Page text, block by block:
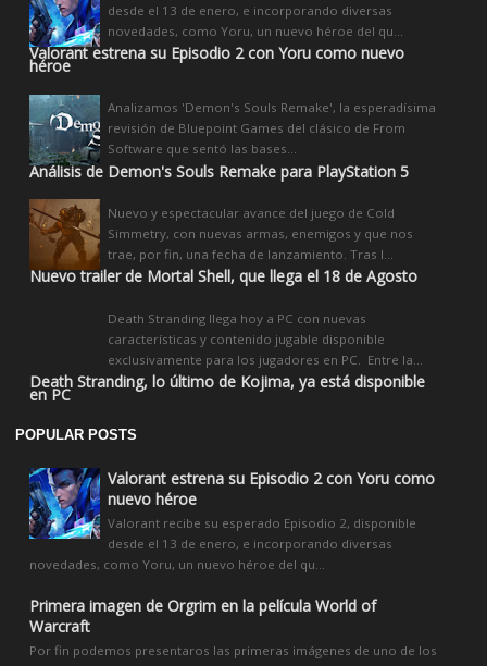
Valorant estrena su Episodio 2 con Yoru como nuevo
héroe
desde el 13 de enero, e incorporando diversas
novedades, como Yoru, un nuevo héroe del qu...
Análisis de Demon's Souls Remake para PlayStation 5
Analizamos 'Demon's Souls Remake', la esperadísima
revisión de Bluepoint Games del clásico de From
Software que sentó las bases...
Nuevo trailer de Mortal Shell, que llega el 18 de Agosto
Nuevo y espectacular avance del juego de Cold
Simmetry, con nuevas armas, enemigos y que nos
trae, por fin, una fecha de lanzamiento. Tras l...
Death Stranding, lo último de Kojima, ya está disponible
en PC
Death Stranding llega hoy a PC con nuevas
características y contenido jugable disponible
exclusivamente para los jugadores en PC. Entre la...
POPULAR POSTS
Valorant estrena su Episodio 2 con Yoru como
nuevo héroe
Valorant recibe su esperado Episodio 2, disponible
desde el 13 de enero, e incorporando diversas
novedades, como Yoru, un nuevo héroe del qu...
Primera imagen de Orgrim en la película World of
Warcraft
Por fin podemos presentaros las primeras imágenes de uno de los